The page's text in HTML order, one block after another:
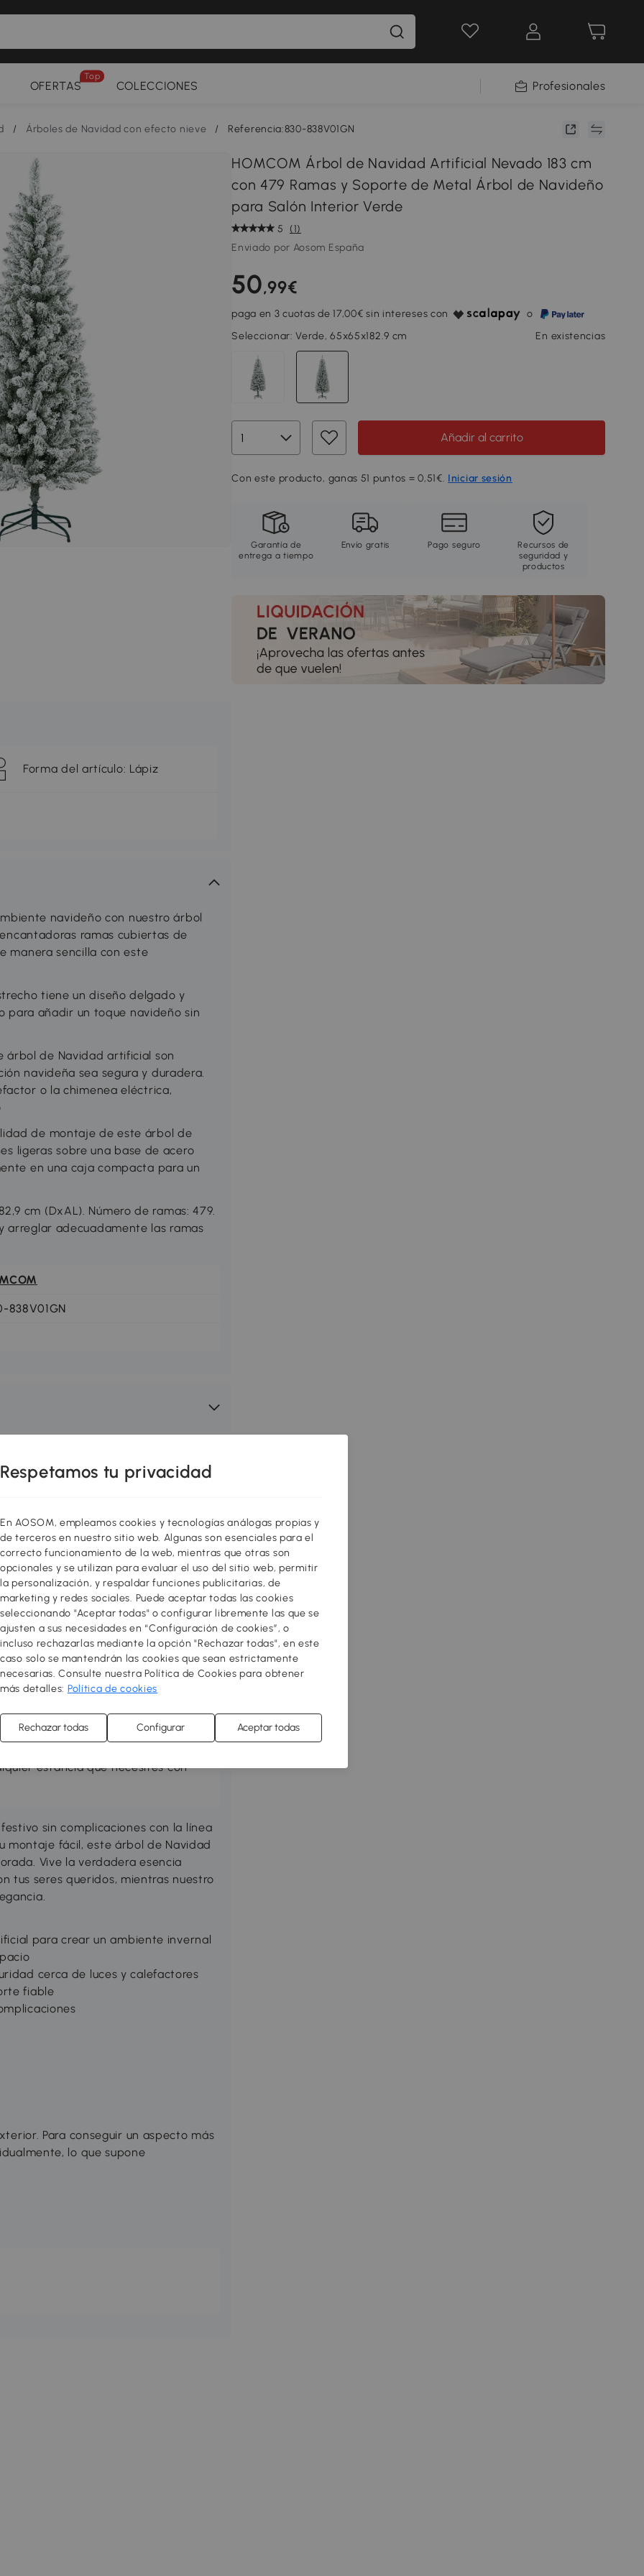
OFERTAS
Top
COLECCIONES Profesionales
/ Árboles de Navidad con efecto nieve / Referencia:830-838V01GN
HOMCOM Árbol de Navidad Artificial Nevado 183 cm
con 479 Ramas y Soporte de Metal Árbol de Navideño
para Salón Interior Verde
5
(1)
Enviado por Aosom España
50,99€
paga en 3 cuotas de 17,00€ sin intereses con
o
Seleccionar:Verde, 65x65x182.9 cm En existencias
Añadir al carrito
Con este producto, ganas 51 puntos = 0,51€. Iniciar sesión
Garantía de
entrega a tiempo
Envío gratis Pago seguro
Recursos de
seguridad y
productos
Forma del artículo: Lápiz
navideño con nuestro árbol
ramas cubiertas de
manera sencilla con este
tiene un diseño delgado y
para añadir un toque navideño sin
árbol de Navidad artificial son
navideña sea segura y duradera.
o la chimenea eléctrica,
de montaje de este árbol de
ligeras sobre una base de acero
en una caja compacta para un
cm (DxAL). Número de ramas: 479.
arreglar adecuadamente las ramas
838V01GN
y funcional! Redecora o
con muebles de diseño al mejor
entre varios estilos para sentirte
a tu hogar! Puedes hacer tu
almacenamiento, mejorar el salón,
estancia que necesites con
sin complicaciones con la línea
montaje fácil, este árbol de Navidad
Vive la verdadera esencia
tus seres queridos, mientras nuestro
para crear un ambiente invernal
cerca de luces y calefactores
fiable
Para conseguir un aspecto más
lo que supone
Respetamos tu privacidad
En AOSOM, empleamos cookies y tecnologías análogas propias y
de terceros en nuestro sitio web. Algunas son esenciales para el
correcto funcionamiento de la web, mientras que otras son
opcionales y se utilizan para evaluar el uso del sitio web, permitir
la personalización, y respaldar funciones publicitarias, de
marketing y redes sociales. Puede aceptar todas las cookies
seleccionando "Aceptar todas" o configurar libremente las que se
ajusten a sus necesidades en “Configuración de cookies”, o
incluso rechazarlas mediante la opción "Rechazar todas", en este
caso solo se mantendrán las cookies que sean estrictamente
necesarias. Consulte nuestra Política de Cookies para obtener
más detalles: Política de cookies
Rechazar todas Configurar Aceptar todas